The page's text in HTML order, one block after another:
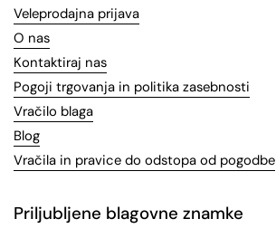
Veleprodajna prijava
O nas
Kontaktiraj nas
Pogoji trgovanja in politika zasebnosti
Vračilo blaga
Blog
Vračila in pravice do odstopa od pogodbe
Priljubljene blagovne znamke